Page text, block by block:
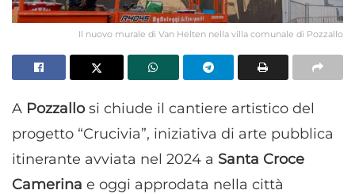
Il nuovo murale di Van Helten nella villa comunale di Pozzallo
A Pozzallosi chiude il cantiere artistico del
progetto “Crucivia”, iniziativa di arte pubblica
itinerante avviata nel 2024 a Santa Croce
Camerina e oggi approdata nella città